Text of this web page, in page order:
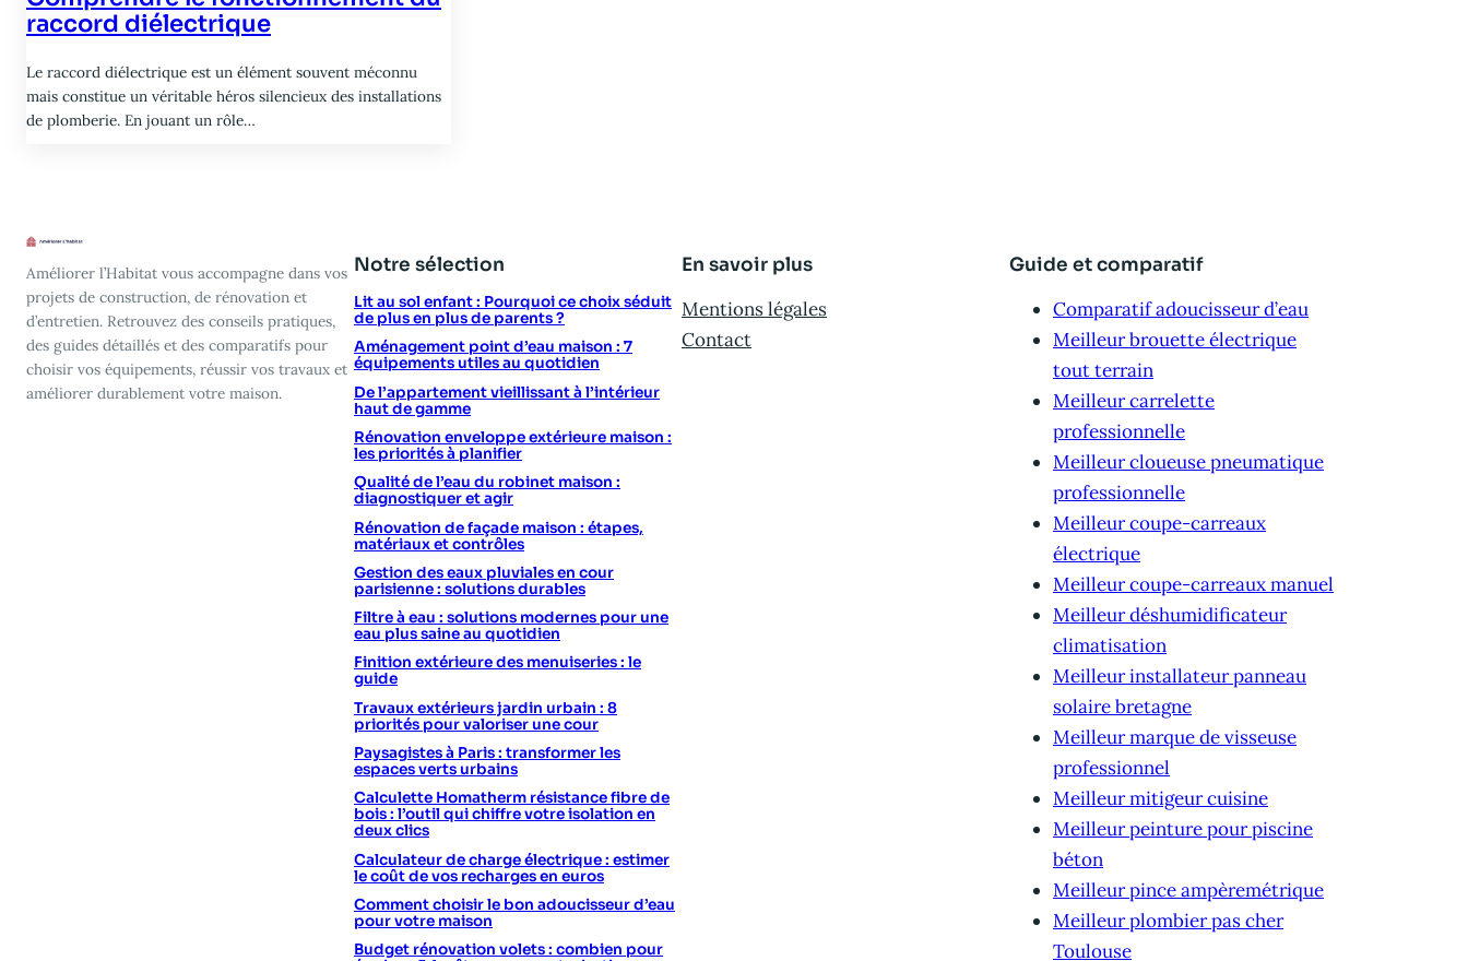
raccord diélectrique
Le raccord diélectrique est un élément souvent méconnu
mais constitue un véritable héros silencieux des installations
de plomberie. En jouant un rôle…
Améliorer l’Habitat vous accompagne dans vos
projets de construction, de rénovation et
d’entretien. Retrouvez des conseils pratiques,
des guides détaillés et des comparatifs pour
choisir vos équipements, réussir vos travaux et
améliorer durablement votre maison.
Notre sélection
Lit au sol enfant : Pourquoi ce choix séduit
de plus en plus de parents ?
Aménagement point d’eau maison : 7
équipements utiles au quotidien
De l’appartement vieillissant à l’intérieur
haut de gamme
Rénovation enveloppe extérieure maison :
les priorités à planifier
Qualité de l’eau du robinet maison :
diagnostiquer et agir
Rénovation de façade maison : étapes,
matériaux et contrôles
Gestion des eaux pluviales en cour
parisienne : solutions durables
Filtre à eau : solutions modernes pour une
eau plus saine au quotidien
Finition extérieure des menuiseries : le
guide
Travaux extérieurs jardin urbain : 8
priorités pour valoriser une cour
Paysagistes à Paris : transformer les
espaces verts urbains
Calculette Homatherm résistance fibre de
bois : l’outil qui chiffre votre isolation en
deux clics
Calculateur de charge électrique : estimer
le coût de vos recharges en euros
Comment choisir le bon adoucisseur d’eau
pour votre maison
Budget rénovation volets : combien pour
En savoir plus
Mentions légales
Contact
Guide et comparatif
Comparatif adoucisseur d’eau
Meilleur brouette électrique
tout terrain
Meilleur carrelette
professionnelle
Meilleur cloueuse pneumatique
professionnelle
Meilleur coupe-carreaux
électrique
Meilleur coupe-carreaux manuel
Meilleur déshumidificateur
climatisation
Meilleur installateur panneau
solaire bretagne
Meilleur marque de visseuse
professionnel
Meilleur mitigeur cuisine
Meilleur peinture pour piscine
béton
Meilleur pince ampèremétrique
Meilleur plombier pas cher
Toulouse